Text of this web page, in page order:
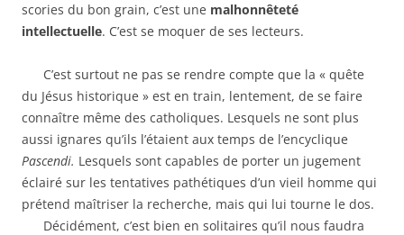
scories du bon grain, c’est une malhonnêteté
intellectuelle. C’est se moquer de ses lecteurs.
C’est surtout ne pas se rendre compte que la « quête
du Jésus historique » est en train, lentement, de se faire
connaître même des catholiques. Lesquels ne sont plus
aussi ignares qu’ils l’étaient aux temps de l’encyclique
Pascendi. Lesquels sont capables de porter un jugement
éclairé sur les tentatives pathétiques d’un vieil homme qui
prétend maîtriser la recherche, mais qui lui tourne le dos.
Décidément, c’est bien en solitaires qu’il nous faudra